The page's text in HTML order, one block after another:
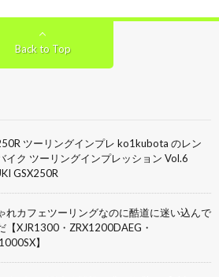
Back to Top
ツーリングインプレ ko1kubota のレン
イク ツーリングインプレッション Vol.6
GSX250R
れカフェツーリングなのに酷道に迷い込んで
【XJR1300・ZRX1200DAEG・
】